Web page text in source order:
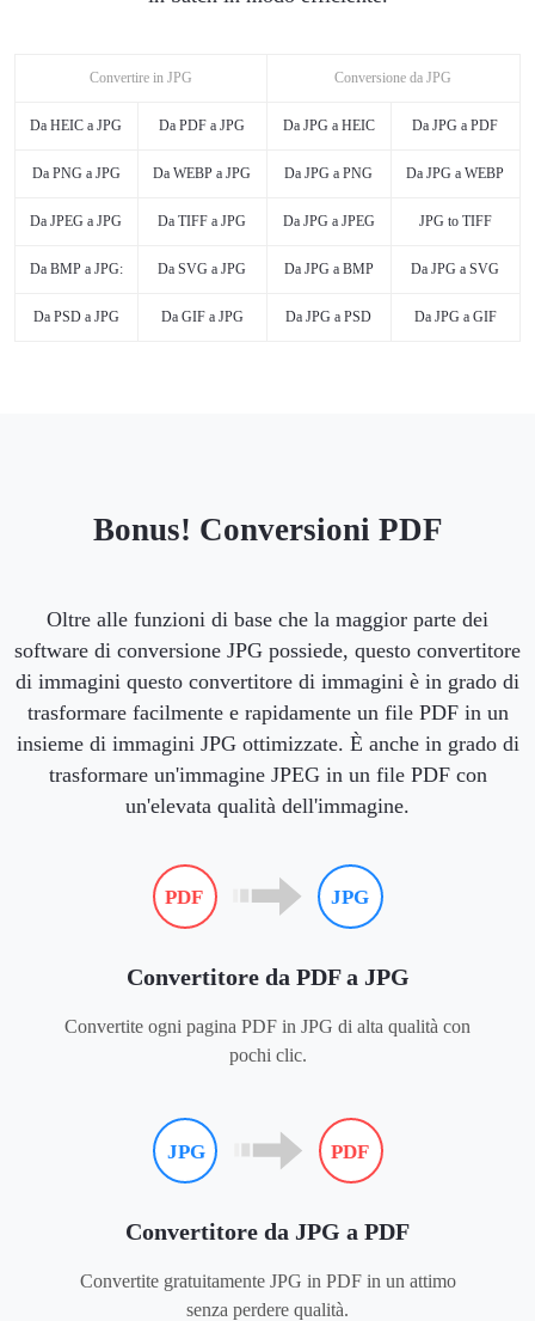
Convertire in JPG Conversione da JPG
Da HEIC a JPG Da PDF a JPG Da JPG a HEIC Da JPG a PDF
Da PNG a JPG Da WEBP a JPG Da JPG a PNG Da JPG a WEBP
Da JPEG a JPG Da TIFF a JPG Da JPG a JPEG JPG to TIFF
Da BMP a JPG: Da SVG a JPG Da JPG a BMP Da JPG a SVG
Da PSD a JPG Da GIF a JPG Da JPG a PSD Da JPG a GIF
Bonus! Conversioni PDF
Oltre alle funzioni di base che la maggior parte dei
software di conversione JPG possiede, questo convertitore
di immagini questo convertitore di immagini è in grado di
trasformare facilmente e rapidamente un file PDF in un
insieme di immagini JPG ottimizzate. È anche in grado di
trasformare un'immagine JPEG in un file PDF con
un'elevata qualità dell'immagine.
Convertitore da PDF a JPG
Convertite ogni pagina PDF in JPG di alta qualità con
pochi clic.
Convertitore da JPG a PDF
Convertite gratuitamente JPG in PDF in un attimo
senza perdere qualità.